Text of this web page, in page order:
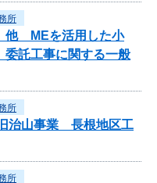
所
MEを活用した小
託工事に関する一般
所
治山事業 長根地区工
所